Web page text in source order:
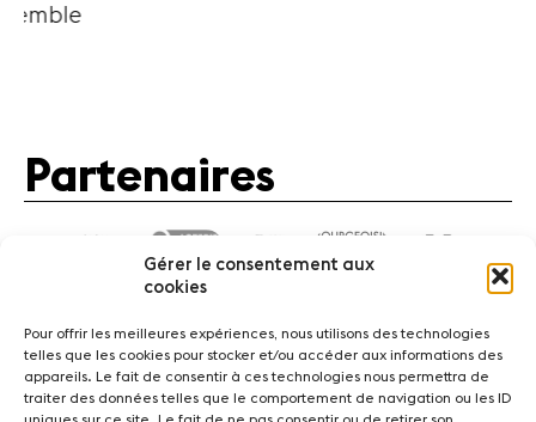
Gérer le consentement aux
cookies
Pour offrir les meilleures expériences, nous utilisons des technologies
telles que les cookies pour stocker et/ou accéder aux informations des
appareils. Le fait de consentir à ces technologies nous permettra de
traiter des données telles que le comportement de navigation ou les ID
Partenaires
ActualitésConcerts Bénévoles Médiation